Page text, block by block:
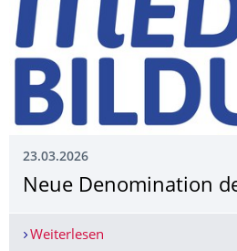
23.03.2026
Neue Denomination
Weiterlesen